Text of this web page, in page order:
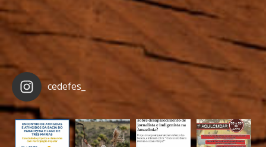
cedefes_